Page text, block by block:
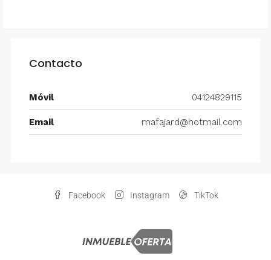
Contacto
Móvil 04124829115
Email mafajard@hotmail.com
Facebook Instagram TikTok